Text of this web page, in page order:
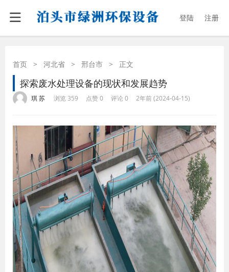
登陆 注册
首页 > 河北省 > 邢台市 > 正文
探索废水处理设备的现状和发展趋势
琪 苏 浏览 359 点赞 0 评论 0 2年前 (2024-04-15)